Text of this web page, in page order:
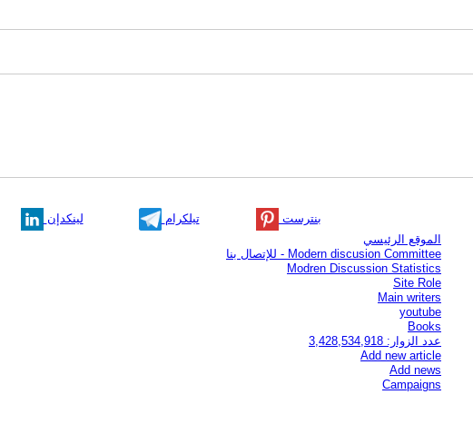
لينكدإن تيلكرام
بنترست
الموقع الرئيسي
Modern discusion Committee - للإتصال بنا
Modren Discussion Statistics
Site Role
Main writers
youtube
Books
عدد الزوار: 3,428,534,918
Add new article
Add news
Campaigns